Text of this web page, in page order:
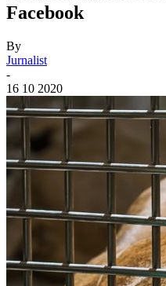
Facebook
By
Jurnalist
-
16 10 2020